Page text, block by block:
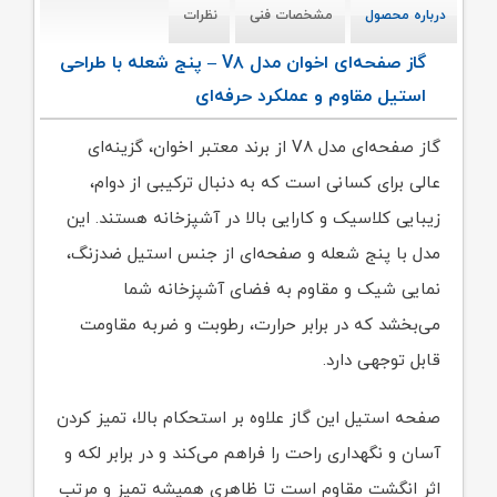
درباره محصول مشخصات فنی نظرات
گاز صفحه‌ای اخوان مدل V۸ – پنج شعله با طراحی
استیل مقاوم و عملکرد حرفه‌ای
گاز صفحه‌ای مدل V۸ از برند معتبر اخوان، گزینه‌ای
عالی برای کسانی است که به دنبال ترکیبی از دوام،
زیبایی کلاسیک و کارایی بالا در آشپزخانه هستند. این
مدل با پنج شعله و صفحه‌ای از جنس استیل ضدزنگ،
نمایی شیک و مقاوم به فضای آشپزخانه شما
می‌بخشد که در برابر حرارت، رطوبت و ضربه مقاومت
قابل توجهی دارد.
صفحه استیل این گاز علاوه بر استحکام بالا، تمیز کردن
آسان و نگهداری راحت را فراهم می‌کند و در برابر لکه و
اثر انگشت مقاوم است تا ظاهری همیشه تمیز و مرتب